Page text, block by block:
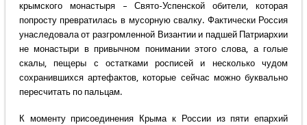
крымского монастыря – Свято-Успенской обители, которая
попросту превратилась в мусорную свалку. Фактически Россия
унаследовала от разгромленной Византии и падшей Патриархии
не монастыри в привычном понимании этого слова, а голые
скалы, пещеры с остатками росписей и несколько чудом
сохранившихся артефактов, которые сейчас можно буквально
пересчитать по пальцам.
К моменту присоединения Крыма к России из пяти епархий